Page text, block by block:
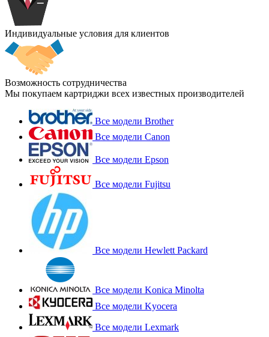
Индивидуальные условия для клиентов
Возможность сотрудничества
Мы покупаем картриджи всех известных производителей
Все модели Brother
Все модели Canon
Все модели Epson
Все модели Fujitsu
Все модели Hewlett Packard
Все модели Konica Minolta
Все модели Kyocera
Все модели Lexmark